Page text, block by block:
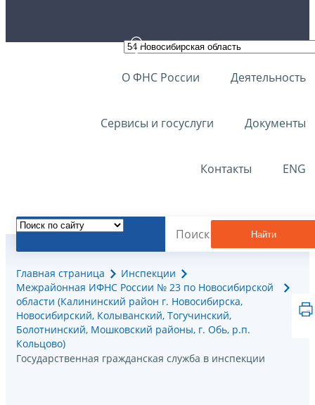
О ФНС России Деятельность
Сервисы и госуслуги Документы
Контакты ENG
Найти
Главная страница
Инспекции
Межрайонная ИФНС России № 23 по Новосибирской
области (Калининский район г. Новосибирска,
Новосибирский, Колыванский, Тогучинский,
Болотнинский, Мошковский районы, г. Обь, р.п.
Кольцово)
Государственная гражданская служба в инспекции